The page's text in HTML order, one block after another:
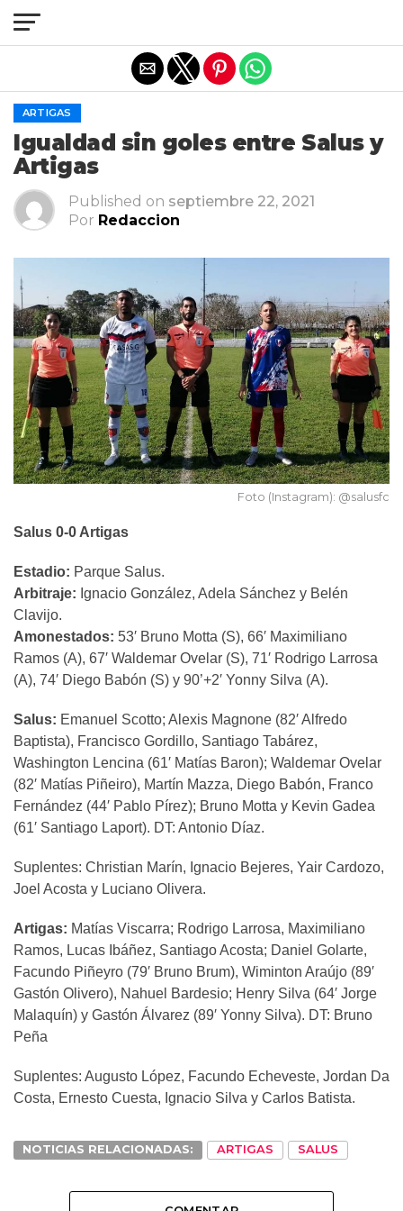
ARTIGAS
Igualdad sin goles entre Salus y
Artigas
Published on septiembre 22, 2021
Por Redaccion
Foto (Instagram): @salusfc
Salus 0-0 Artigas
Estadio: Parque Salus.
Arbitraje: Ignacio González, Adela Sánchez y Belén
Clavijo.
Amonestados: 53′ Bruno Motta (S), 66′ Maximiliano
Ramos (A), 67′ Waldemar Ovelar (S), 71′ Rodrigo Larrosa
(A), 74′ Diego Babón (S) y 90’+2′ Yonny Silva (A).
Salus: Emanuel Scotto; Alexis Magnone (82′ Alfredo
Baptista), Francisco Gordillo, Santiago Tabárez,
Washington Lencina (61′ Matías Baron); Waldemar Ovelar
(82′ Matías Piñeiro), Martín Mazza, Diego Babón, Franco
Fernández (44′ Pablo Pírez); Bruno Motta y Kevin Gadea
(61′ Santiago Laport). DT: Antonio Díaz.
Suplentes: Christian Marín, Ignacio Bejeres, Yair Cardozo,
Joel Acosta y Luciano Olivera.
Artigas: Matías Viscarra; Rodrigo Larrosa, Maximiliano
Ramos, Lucas Ibáñez, Santiago Acosta; Daniel Golarte,
Facundo Piñeyro (79′ Bruno Brum), Wiminton Araújo (89′
Gastón Olivero), Nahuel Bardesio; Henry Silva (64′ Jorge
Malaquín) y Gastón Álvarez (89′ Yonny Silva). DT: Bruno
Peña
Suplentes: Augusto López, Facundo Echeveste, Jordan Da
Costa, Ernesto Cuesta, Ignacio Silva y Carlos Batista.
NOTICIAS RELACIONADAS: ARTIGAS SALUS